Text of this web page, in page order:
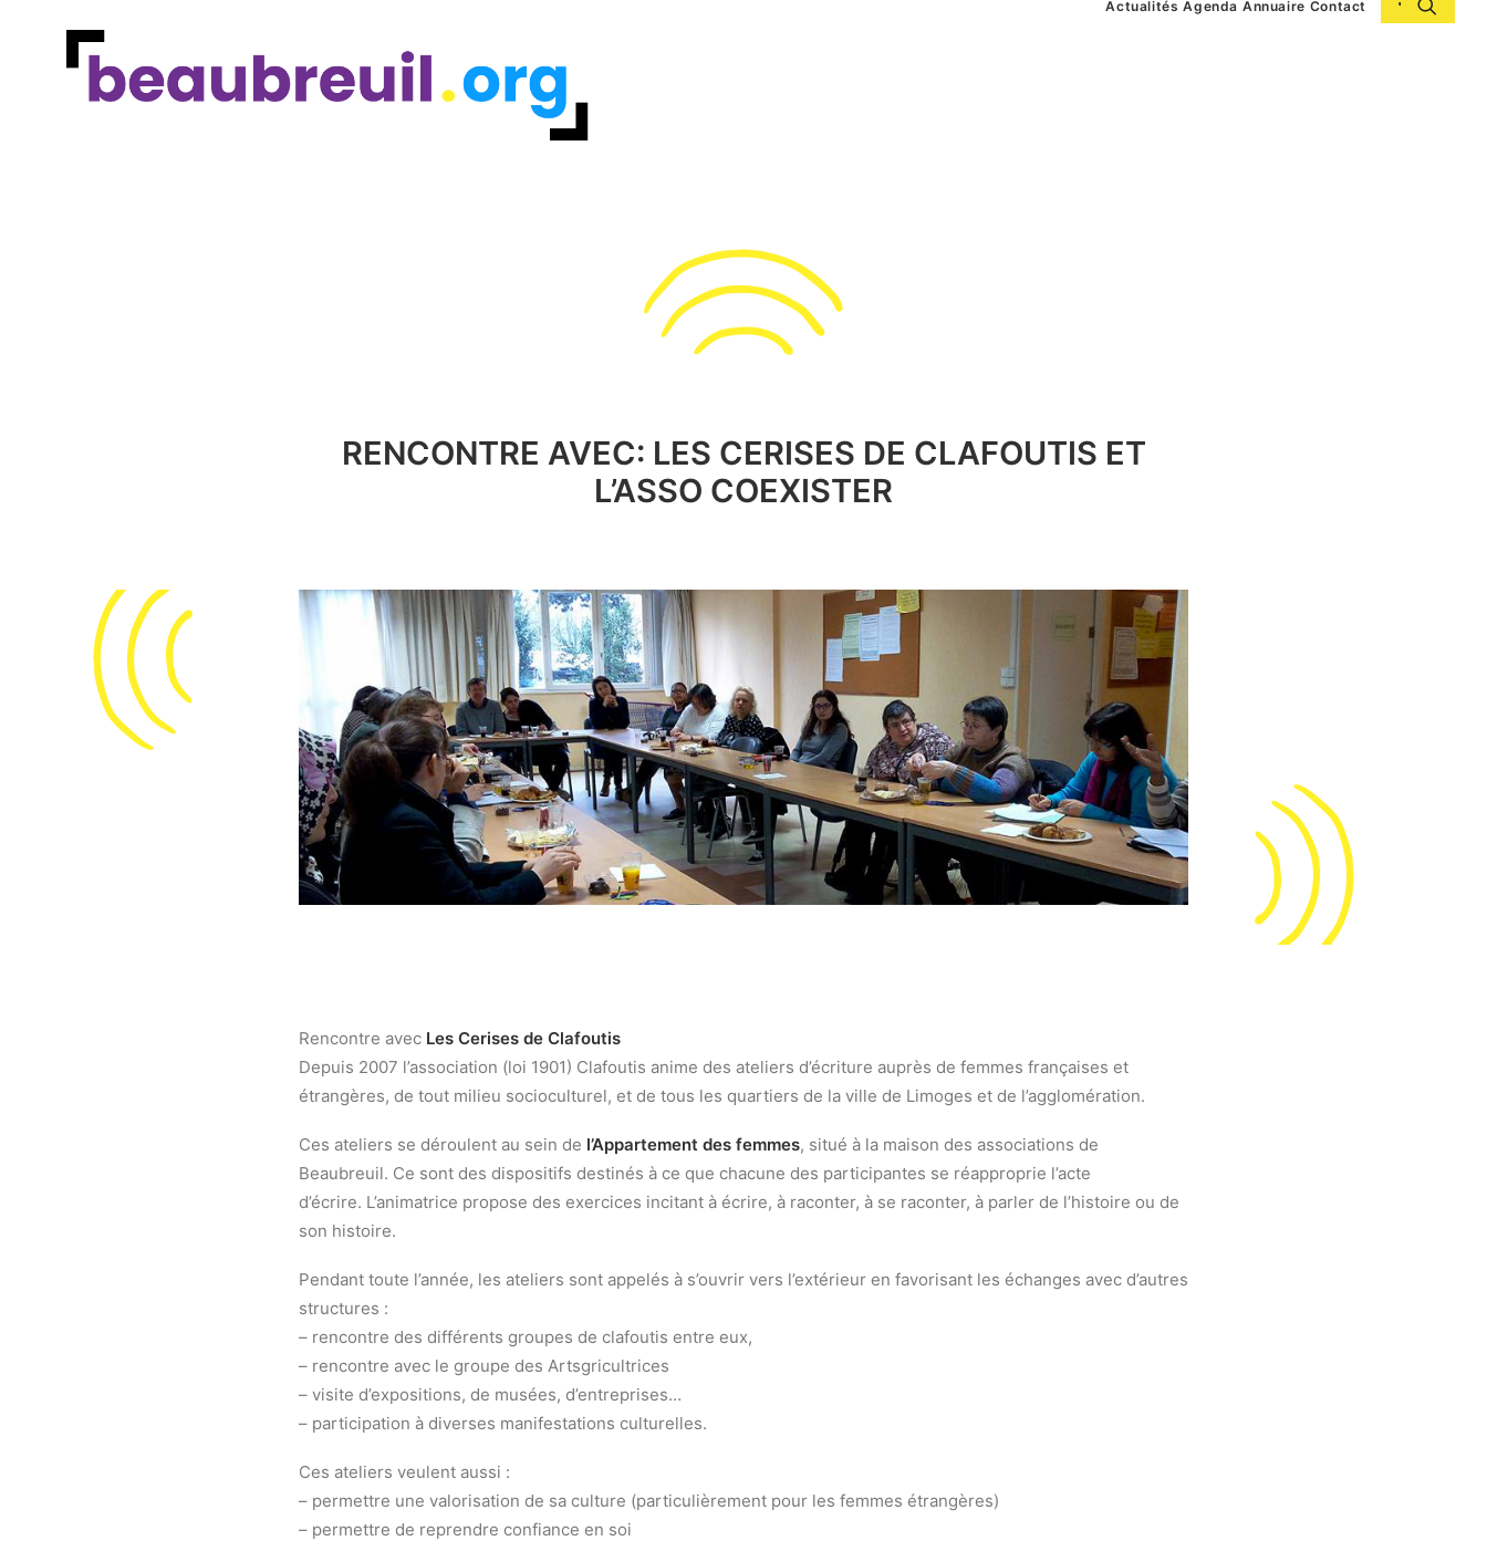
Actualités Agenda Annuaire Contact
RENCONTRE AVEC: LES CERISES DE CLAFOUTIS ET
L’ASSO COEXISTER
Rencontre avec Les Cerises de Clafoutis
Depuis 2007 l’association (loi 1901) Clafoutis anime des ateliers d’écriture auprès de femmes françaises et
étrangères, de tout milieu socioculturel, et de tous les quartiers de la ville de Limoges et de l’agglomération.
Ces ateliers se déroulent au sein de l’Appartement des femmes, situé à la maison des associations de
Beaubreuil. Ce sont des dispositifs destinés à ce que chacune des participantes se réapproprie l’acte
d’écrire. L’animatrice propose des exercices incitant à écrire, à raconter, à se raconter, à parler de l’histoire ou de
son histoire.
Pendant toute l’année, les ateliers sont appelés à s’ouvrir vers l’extérieur en favorisant les échanges avec d’autres
structures :
– rencontre des différents groupes de clafoutis entre eux,
– rencontre avec le groupe des Artsgricultrices
– visite d’expositions, de musées, d’entreprises…
– participation à diverses manifestations culturelles.
Ces ateliers veulent aussi :
– permettre une valorisation de sa culture (particulièrement pour les femmes étrangères)
– permettre de reprendre confiance en soi